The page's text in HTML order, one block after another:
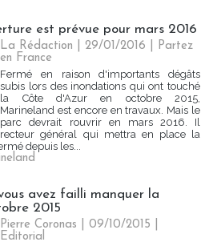
est prévue pour mars 2016
La Rédaction | 29/01/2016
Partez
en France
Fermé en raison d'importants dégâts
subis lors des inondations qui ont touché
la Côte d'Azur en octobre 2015,
Marineland est encore en travaux. Mais le
parc devrait rouvrir en mars 2016. Il
général qui mettra en place la
depuis les...
avez failli manquer la
2015
Pierre Coronas | 09/10/2015
Editorial